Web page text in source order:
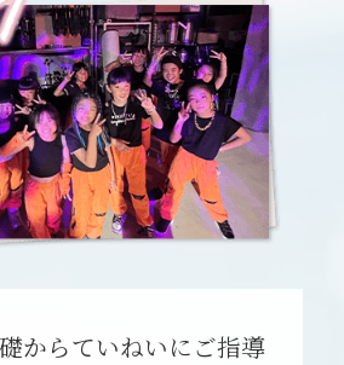
からていねいにご指導